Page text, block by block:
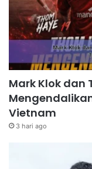
Mark Klok dan
Vietnam
3 hari ago